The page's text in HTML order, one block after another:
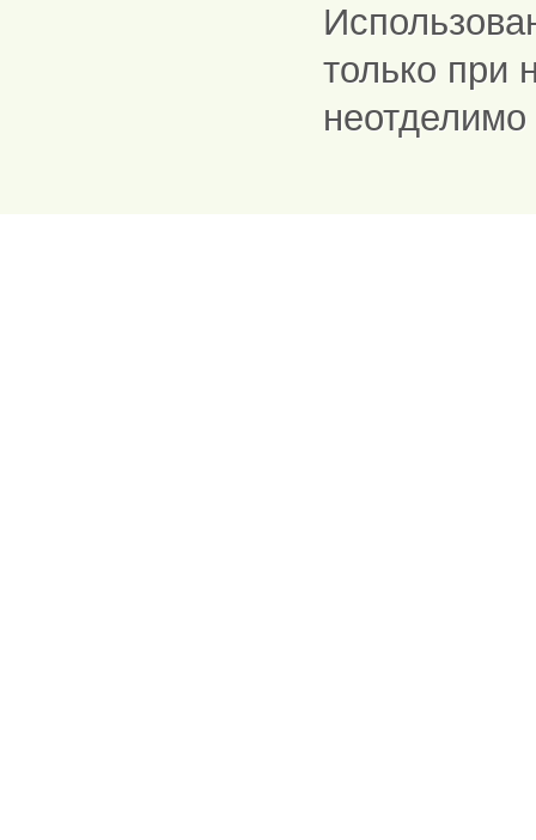
только при